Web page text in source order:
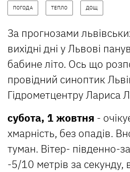
ПОГОДА ТЕПЛО ДОЩ
За прогнозами
вихідні дні у Львові
бабине літо. Ось що
провідний синоптик
Гідрометцентру Лариса
субота, 1 жовтня -
хмарність, без опадів.
туман. Вітер- південно-
-5/10 метрів за секунду,